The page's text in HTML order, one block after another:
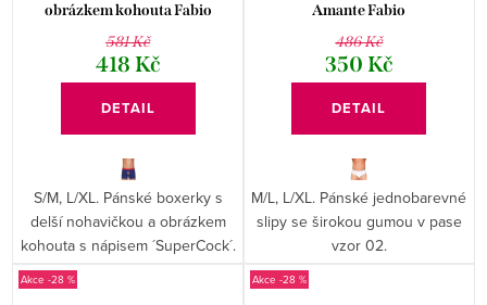
obrázkem kohouta Fabio
581 Kč
418 Kč
DETAIL
S/M, L/XL. Pánské boxerky s
delší nohavičkou a obrázkem
kohouta s nápisem ´SuperCock´.
Amante Fabio
486 Kč
350 Kč
DETAIL
M/L, L/XL. Pánské jednobarevné
slipy se širokou gumou v pase
vzor 02.
-28 % -28 %